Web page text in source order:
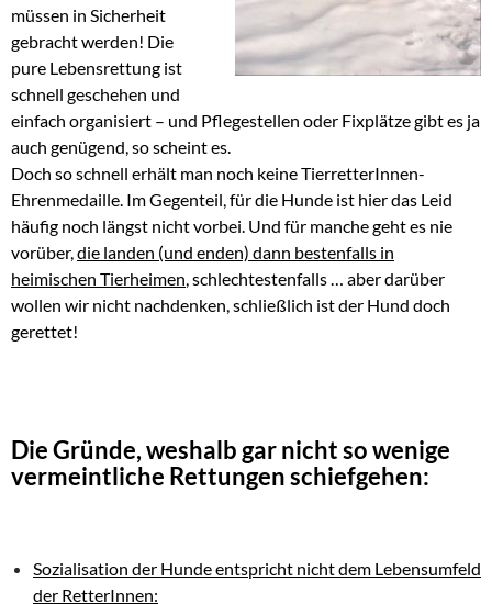
müssen in Sicherheit
gebracht werden! Die
pure Lebensrettung ist
schnell geschehen und
einfach organisiert – und Pflegestellen oder Fixplätze gibt es ja
auch genügend, so scheint es.
Doch so schnell erhält man noch keine TierretterInnen-
Ehrenmedaille. Im Gegenteil, für die Hunde ist hier das Leid
häufig noch längst nicht vorbei. Und für manche geht es nie
vorüber,die landen (und enden) dann bestenfalls in
heimischen Tierheimen,schlechtestenfalls … aber darüber
wollen wir nicht nachdenken, schließlich ist der Hund doch
gerettet!
Die Gründe, weshalb gar nicht so wenige
vermeintliche Rettungen schiefgehen:
Sozialisation der Hunde entspricht nicht dem Lebensumfeld
der RetterInnen: